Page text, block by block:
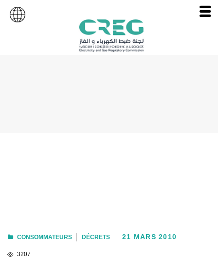
CONSOMMATEURS DÉCRETS 21 MARS 2010
3207